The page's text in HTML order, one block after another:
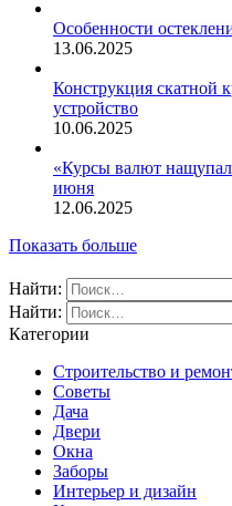
Особенности
13.06.2025
Конструкция скатной
устройство
10.06.2025
«Курсы валют
июня
12.06.2025
Показать больше
Найти:
Найти:
Категории
Строительство и
Советы
Дача
Двери
Окна
Заборы
Интерьер и дизайн